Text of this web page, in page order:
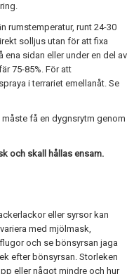
rumstemperatur, runt 24-30
solljus utan för att fixa
ena sidan eller under en del av
75-85%. För att
i terrariet emellanåt. Se
få en dygnsrytm genom
och skall hållas ensam.
eller syrsor kan
med mjölmask,
och se bönsyrsan jaga
efter bönsyrsan. Storleken
eller något mindre och hur